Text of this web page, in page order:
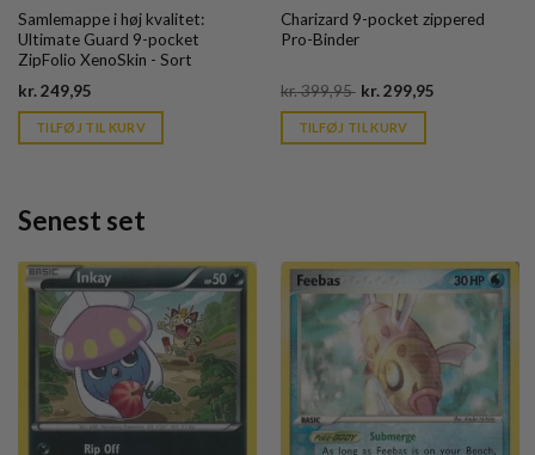
Samlemappe i høj kvalitet:
Ultimate Guard 9-pocket
ZipFolio XenoSkin - Sort
kr.249,95
is:
kr. 39,95.
TILFØJ TIL KURV
Charizard 9-pocket zippered
Pro-Binder
kr.399,95 Original
was:
kr. 399,95.
kr.299,95Current
TILFØJ TIL KURV
Senest set